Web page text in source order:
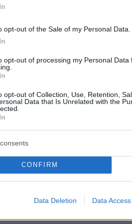
opt-out of the Sale of my Personal Data.
opt-out of processing my Personal Data
opt-out of Collection, Use, Retention,
Data that Is Unrelated with the
CONFIRM
Data Deletion Data Access
Νοικιάζω»: Πώς θα
για το
για τον τρόπο που
νιόκι - Συγκρίσεις με
το «τζατζίκι»
Με κυνηγάνε από το